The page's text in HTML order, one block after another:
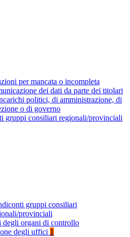
per mancata o incompleta
dei dati da parte dei titolari
politici, di amministrazione, di
o di governo
gruppi consiliari regionali/provinciali
gruppi consiliari
provinciali
degli organi di controllo
degli uffici 1